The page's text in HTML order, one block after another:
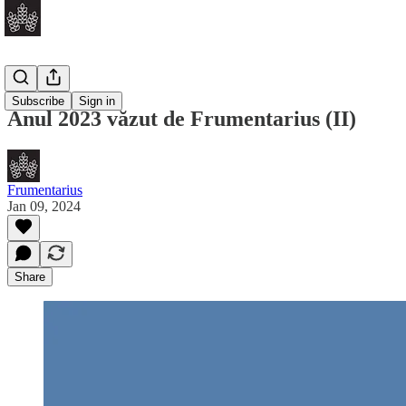
Subscribe Sign in
Dosar
Anul 2023 văzut de Frumentarius (II)
Frumentarius
Jan 09, 2024
Share